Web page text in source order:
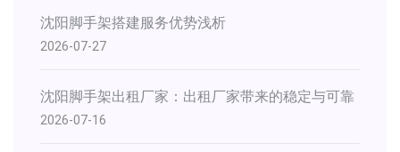
沈阳脚手架搭建服务优势浅析
2026-07-27
​沈阳脚手架出租厂家：出租厂家带来的稳定与可靠
2026-07-16